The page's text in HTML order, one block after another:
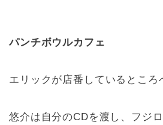
パンチボウルカフェ
エリックが店番しているところ
悠介は自分のCDを渡し、フジ